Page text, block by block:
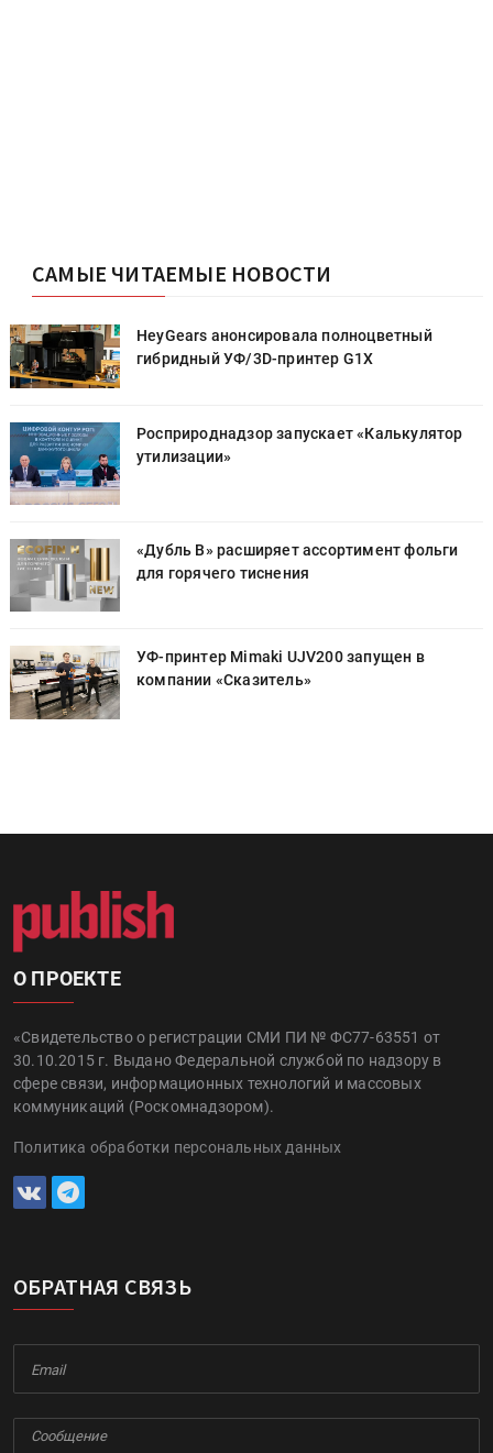
САМЫЕ ЧИТАЕМЫЕ НОВОСТИ
HeyGears анонсировала полноцветный
гибридный УФ/3D-принтер G1X
Росприроднадзор запускает «Калькулятор
утилизации»
«Дубль В» расширяет ассортимент фольги
для горячего тиснения
УФ-принтер Mimaki UJV200 запущен в
компании «Сказитель»
О ПРОЕКТЕ
«Свидетельство о регистрации СМИ ПИ № ФС77-63551 от
30.10.2015 г. Выдано Федеральной службой по надзору в
сфере связи, информационных технологий и массовых
коммуникаций (Роскомнадзором).
Политика обработки персональных данных
ОБРАТНАЯ СВЯЗЬ